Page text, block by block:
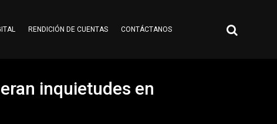
RENDICIÓN DE CUENTAS CONTÁCTANOS
inquietudes en